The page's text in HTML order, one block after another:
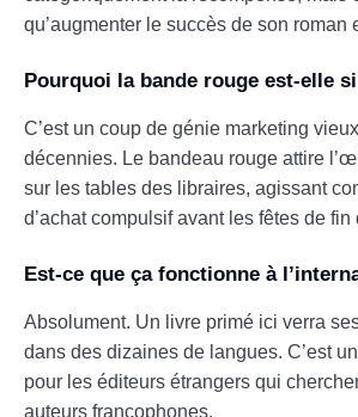
qu’augmenter le succès de son roman
Pourquoi la bande rouge est-elle
C’est un coup de génie marketing
décennies. Le bandeau rouge attire
sur les tables des libraires, agissant
d’achat compulsif avant les fêtes de fin
Est-ce que ça fonctionne à
Absolument. Un livre primé ici verra
dans des dizaines de langues. C’est
pour les éditeurs étrangers qui
auteurs francophones.